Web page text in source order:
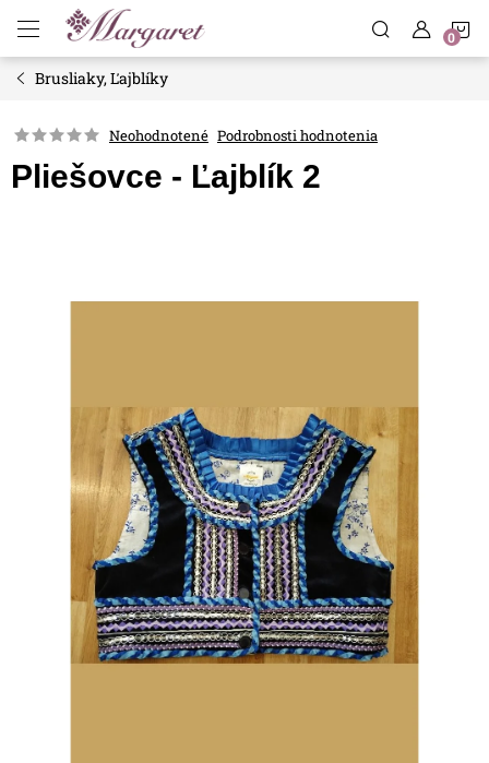
obsah
Brusliaky, Ľajblíky
Neohodnotené Podrobnosti hodnotenia
Pliešovce - Ľajblík 2